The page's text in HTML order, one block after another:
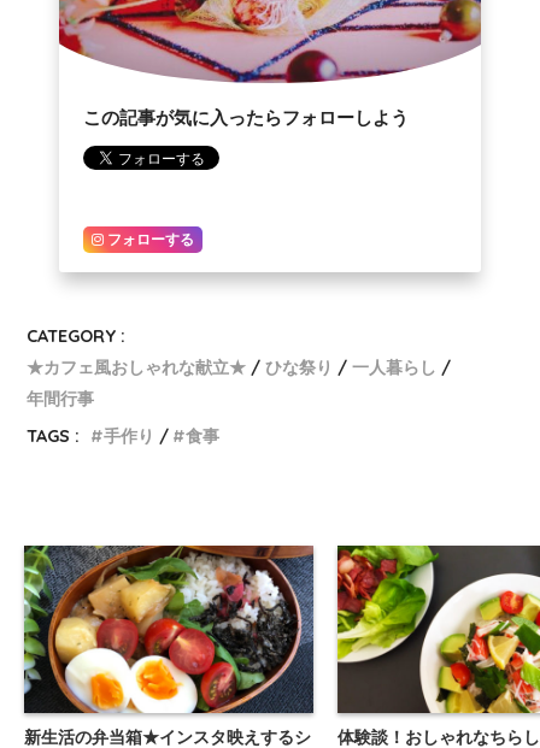
この記事が気に入ったらフォローしよう
フォローする
CATEGORY :
★カフェ風おしゃれな献立★
ひな祭り
一人暮らし
年間行事
TAGS :
手作り 食事
新生活の弁当箱★インスタ映えするシ 体験談！おしゃれなちら